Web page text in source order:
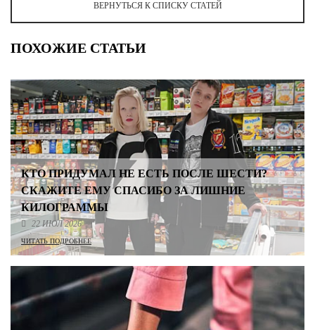
ВЕРНУТЬСЯ К СПИСКУ СТАТЕЙ
ПОХОЖИЕ СТАТЬИ
КТО ПРИДУМАЛ НЕ ЕСТЬ ПОСЛЕ ШЕСТИ?
СКАЖИТЕ ЕМУ СПАСИБО ЗА ЛИШНИЕ
КИЛОГРАММЫ
22 ИЮЛ 2026
ЧИТАТЬ ПОДРОБНЕЕ